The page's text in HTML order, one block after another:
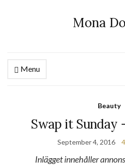
Mona
Menu
Beauty
Swap it Sunday
September 4, 2016
Inlägget innehåller